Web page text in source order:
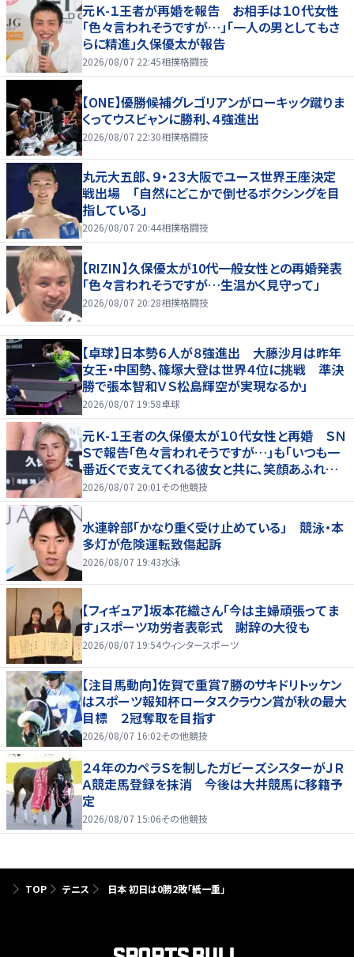
元Ｋ-１王者が再婚を報告 お相手は１０代女性
「色々言われそうですが…」「一人の男としてもさ
らに精進」久保優太が報告
2026/08/07 22:45相撲格闘技
【ONE】優勝候補グレゴリアンがローキック蹴りま
くってウスビャンに勝利、４強進出
2026/08/07 22:30相撲格闘技
丸元大五郎、９・２３大阪でユース世界王座決定
戦出場 「自然にどこかで倒せるボクシングを目
指している」
2026/08/07 20:44相撲格闘技
【RIZIN】久保優太が10代一般女性との再婚発表
「色々言われそうですが…生温かく見守って」
2026/08/07 20:28相撲格闘技
【卓球】日本勢６人が８強進出 大藤沙月は昨年
女王・中国勢、篠塚大登は世界４位に挑戦 準決
勝で張本智和ＶＳ松島輝空が実現なるか」
2026/08/07 19:58卓球
元Ｋ-１王者の久保優太が１０代女性と再婚 ＳＮ
Ｓで報告「色々言われそうですが…」も「いつも一
番近くで支えてくれる彼女と共に、笑顔あふれる
家庭を築いていきたい」
2026/08/07 20:01 その他競技
水連幹部「かなり重く受け止めている」 競泳・本
多灯が危険運転致傷起訴
2026/08/07 19:43水泳
【フィギュア】坂本花織さん「今は主婦頑張ってま
す」スポーツ功労者表彰式 謝辞の大役も
2026/08/07 19:54ウィンタースポーツ
【注目馬動向】佐賀で重賞７勝のサキドリトッケン
はスポーツ報知杯ロータスクラウン賞が秋の最大
目標 ２冠奪取を目指す
2026/08/07 16:02その他競技
２４年のカペラＳを制したガビーズシスターがＪＲ
Ａ競走馬登録を抹消 今後は大井競馬に移籍予
定
2026/08/07 15:06その他競技
TOP テニス 日本 初日は0勝2敗「紙一重」